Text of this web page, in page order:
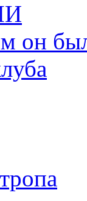
он